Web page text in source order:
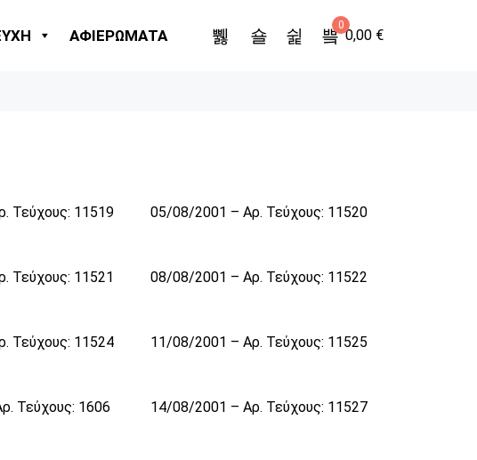
ΑΦΙΕΡΩΜΑΤΑ
0
0,00 €
Τεύχους: 11519 05/08/2001 – Αρ. Τεύχους: 11520
Τεύχους: 11521 08/08/2001 – Αρ. Τεύχους: 11522
Τεύχους: 11524 11/08/2001 – Αρ. Τεύχους: 11525
Τεύχους: 1606 14/08/2001 – Αρ. Τεύχους: 11527